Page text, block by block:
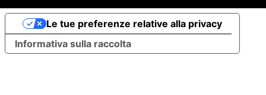
Informativa sulla raccolta
Le tue preferenze relative alla privacy